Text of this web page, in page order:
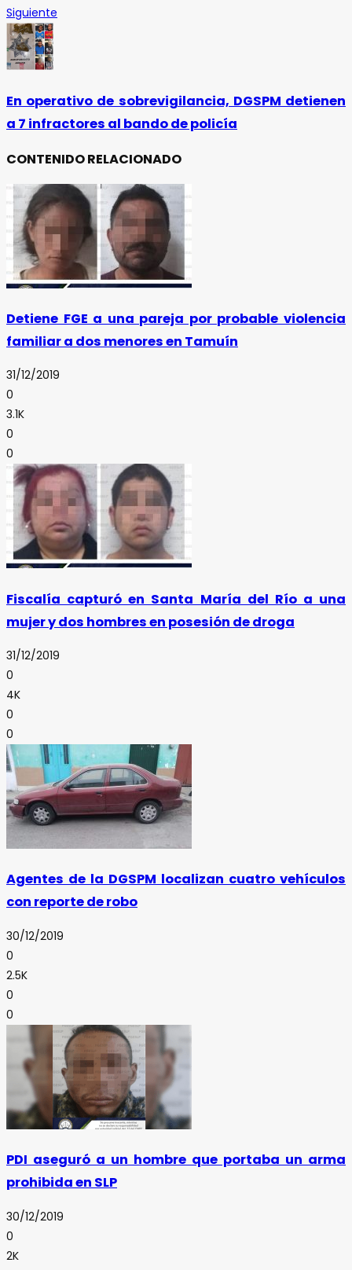
Siguiente
En operativo de sobrevigilancia, DGSPM detienen
a 7 infractores al bando de policía
CONTENIDO RELACIONADO
Detiene FGE a una pareja por probable violencia
familiar a dos menores en Tamuín
31/12/2019
0
3.1K
0
0
Fiscalía capturó en Santa María del Río a una
mujer y dos hombres en posesión de droga
31/12/2019
0
4K
0
0
Agentes de la DGSPM localizan cuatro vehículos
con reporte de robo
30/12/2019
0
2.5K
0
0
PDI aseguró a un hombre que portaba un arma
prohibida en SLP
30/12/2019
0
2K